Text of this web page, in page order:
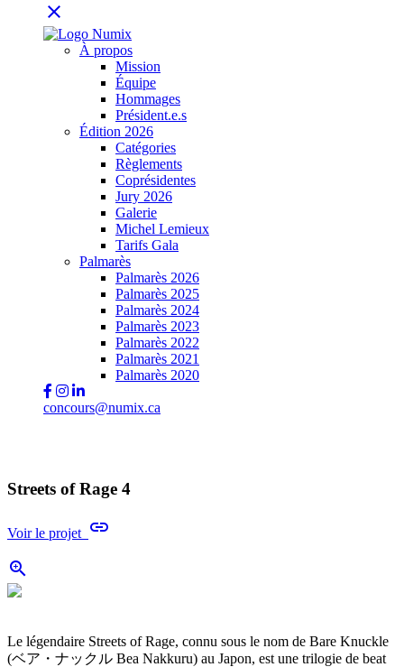
close
À propos
Mission
Équipe
Hommages
Président.e.s
Édition 2026
Catégories
Règlements
Coprésidentes
Jury 2026
Galerie
Michel Lemieux
Tarifs Gala
Palmarès
Palmarès 2026
Palmarès 2025
Palmarès 2024
Palmarès 2023
Palmarès 2022
Palmarès 2021
Palmarès 2020
concours@numix.ca
Streets of Rage 4
Voir le projet link
zoom_in
Le légendaire Streets of Rage, connu sous le nom de Bare Knuckle
(ベア・ナックル Bea Nakkuru) au Japon, est une trilogie de beat